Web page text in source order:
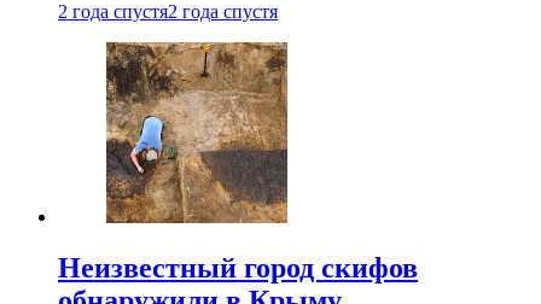
2 года спустя2 года спустя
Неизвестный город скифов